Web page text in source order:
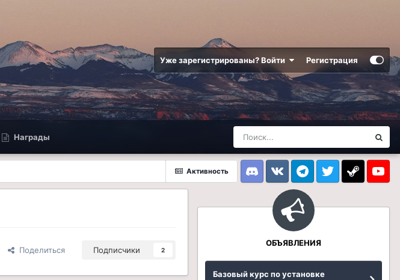
Уже зарегистрированы? Войти Регистрация
Награды
Активность
DiscordVK TelegramTwitter Steam
Поделиться Подписчики 2
ОБЪЯВЛЕНИЯ
Базовый курс по установке